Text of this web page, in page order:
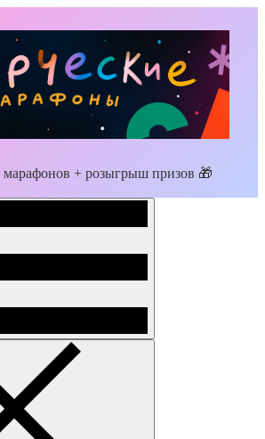
марафонов + розыгрыш призов 🎁